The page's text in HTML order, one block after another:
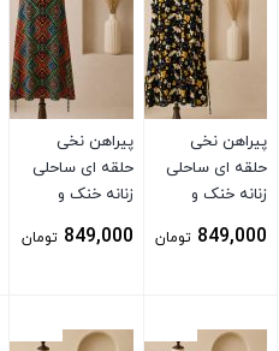
پیراهن نخی
حلقه ای ساحلی
زنانه خنک و
آبرفت) مشکی
849,000 تومان
پیراهن نخی
حلقه ای ساحلی
زنانه خنک و
آبرفت)
849,000 تومان